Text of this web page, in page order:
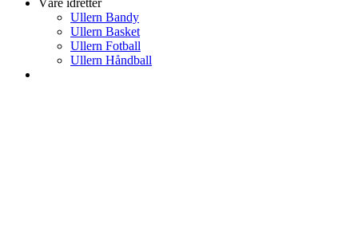
Våre idretter
Ullern Bandy
Ullern Basket
Ullern Fotball
Ullern Håndball